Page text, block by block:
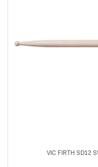
VIC FIRTH SD12